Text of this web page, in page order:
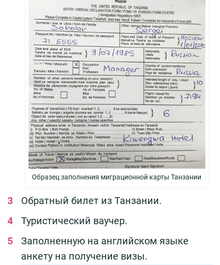
Образец заполнения миграционной карты Танзании
Обратный билет из Танзании.
Туристический ваучер.
Заполненную на английском языке
анкету на получение визы.